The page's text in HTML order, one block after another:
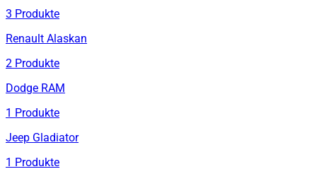
3 Produkte
Renault Alaskan
2 Produkte
Dodge RAM
1 Produkte
Jeep Gladiator
1 Produkte